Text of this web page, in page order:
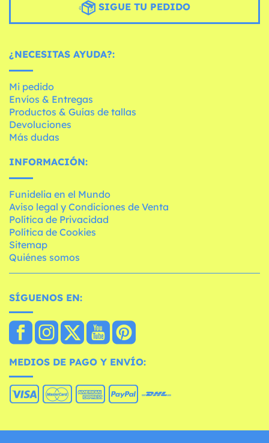
SIGUE TU PEDIDO
¿NECESITAS AYUDA?:
Mi pedido
Envíos & Entregas
Productos & Guías de tallas
Devoluciones
Más dudas
INFORMACIÓN:
Funidelia en el Mundo
Aviso legal y Condiciones de Venta
Política de Privacidad
Política de Cookies
Sitemap
Quiénes somos
SÍGUENOS EN:
MEDIOS DE PAGO Y ENVÍO: